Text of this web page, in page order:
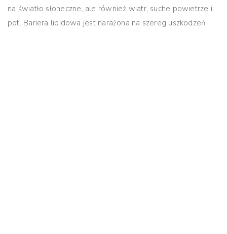
na światło słoneczne, ale również wiatr, suche powietrze i
pot. Bariera lipidowa jest narażona na szereg uszkodzeń.